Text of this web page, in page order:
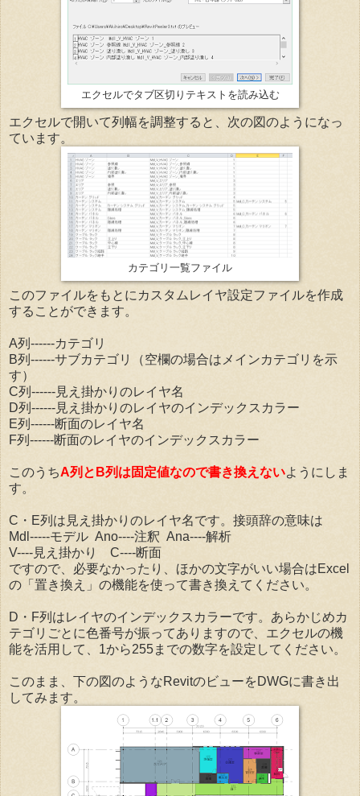
エクセルでタブ区切りテキストを読み込む
エクセルで開いて列幅を調整すると、次の図のようになっ
ています。
カテゴリ一覧ファイル
このファイルをもとにカスタムレイヤ設定ファイルを作成
することができます。
A列------カテゴリ
B列------サブカテゴリ（空欄の場合はメインカテゴリを示
す）
C列------見え掛かりのレイヤ名
D列------見え掛かりのレイヤのインデックスカラー
E列------断面のレイヤ名
F列------断面のレイヤのインデックスカラー
このうちA列とB列は固定値なので書き換えないようにしま
す。
C・E列は見え掛かりのレイヤ名です。接頭辞の意味は
Mdl-----モデル Ano----注釈 Ana----解析
V----見え掛かり C----断面
ですので、必要なかったり、ほかの文字がいい場合はExcel
の「置き換え」の機能を使って書き換えてください。
D・F列はレイヤのインデックスカラーです。あらかじめカ
テゴリごとに色番号が振ってありますので、エクセルの機
能を活用して、1から255までの数字を設定してください。
このまま、下の図のようなRevitのビューをDWGに書き出
してみます。